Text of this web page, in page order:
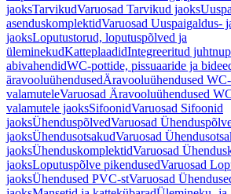
jaoksTarvikudVaruosad Tarvikud jaoks
asenduskomplektidVaruosad Uuspaigaldus-
jaoksLoputustorud, loputuspõlved ja
üleminekudKatteplaadidIntegreeritud
abivahendidWC-pottide, pissuaaride ja
äravooluühendusedÄravooluühendused
valamuteleVaruosad Äravooluühendused
valamutele jaoksSifoonidVaruosad Sifoonid
jaoksÜhenduspõlvedVaruosad
jaoksÜhendusotsakudVaruosad
jaoksÜhenduskomplektidVaruosad
jaoksLoputuspõlve pikendusedVaruosad
jaoksÜhendused PVC-stVaruosad